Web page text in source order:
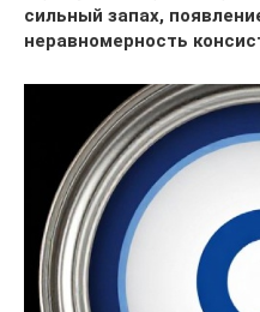
сильный запах,
неравномерность